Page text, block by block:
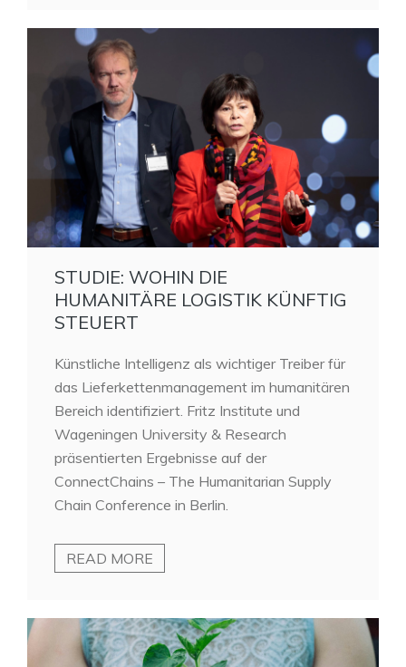
STUDIE: WOHIN DIE
HUMANITÄRE LOGISTIK KÜNFTIG
STEUERT
Künstliche Intelligenz als wichtiger Treiber für
das Lieferkettenmanagement im humanitären
Bereich identifiziert. Fritz Institute und
Wageningen University & Research
präsentierten Ergebnisse auf der
ConnectChains – The Humanitarian Supply
Chain Conference in Berlin.
READ MORE